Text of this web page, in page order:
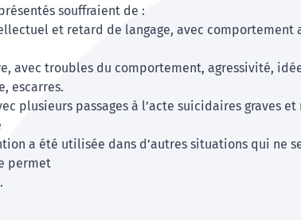
souffraient de :
et retard de langage, avec comportement
avec troubles du comportement, agressivité,
escarres.
plusieurs passages à l’acte suicidaires graves et
a été utilisée dans d’autres situations qui ne
permet